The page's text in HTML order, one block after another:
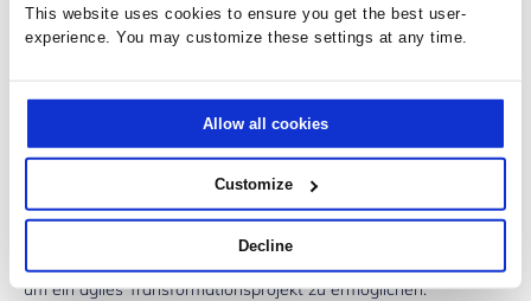
This website uses cookies to ensure you get the best user-
experience. You may customize these settings at any time.
Allow all cookies
Customize
Decline
Durch die Gesundheitskrise und die damit verbundenen
Einschränkungen, z. B. das Verbot, Cafés, Hotels und
sich der Vertriebskanal ändert, hat dies zwangsläufig
Auswirkungen auf die Logistik und die Beziehung zu den
Kunden. Interne Tools wie die Gehaltsabrechnung müssen an
die neue Arbeitswelt angepasst werden. Managed Services
helfen diesen Kunden, sich auf ihr Kerngeschäft zu
konzentrieren, während die verschiedenen IT-Teams mit der
Überarbeitung und Wartung des IT-Systems betraut werden,
um ein agiles Transformationsprojekt zu ermöglichen.